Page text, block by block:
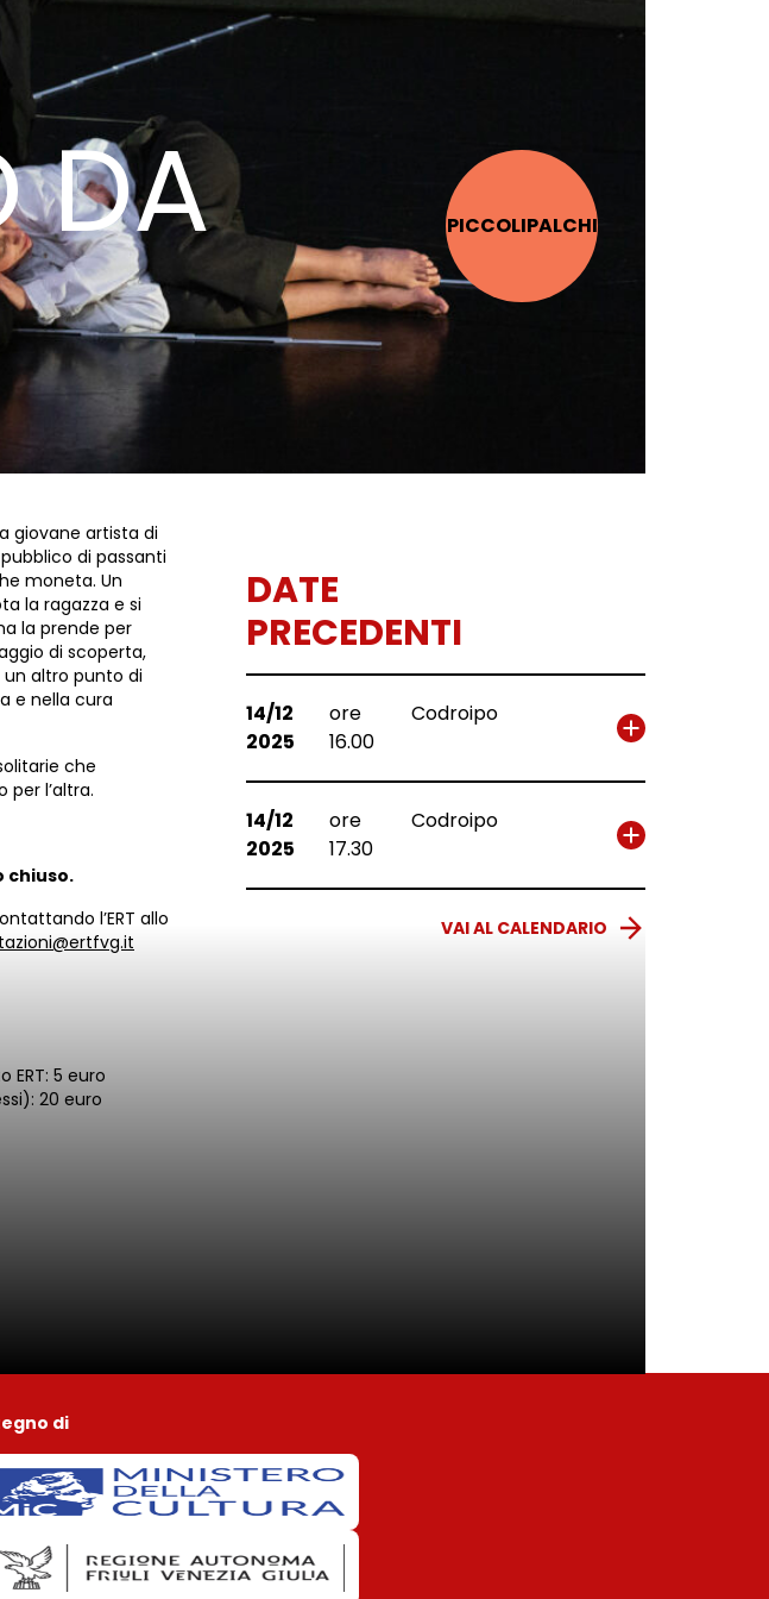
DA PICCOLI­PALCHI
giovane artista di
di passanti
moneta. Un
la ragazza e si
la prende per
di scoperta,
altro punto di
e nella cura
che
per l’altra.
chiuso.
l’ERT allo
ERT: 5 euro
20 euro
DATE
PRECEDENTI
14/12
2025
ore
16.00
Codroipo
14/12
2025
ore
17.30
Codroipo
VAI AL CALENDARIO
di